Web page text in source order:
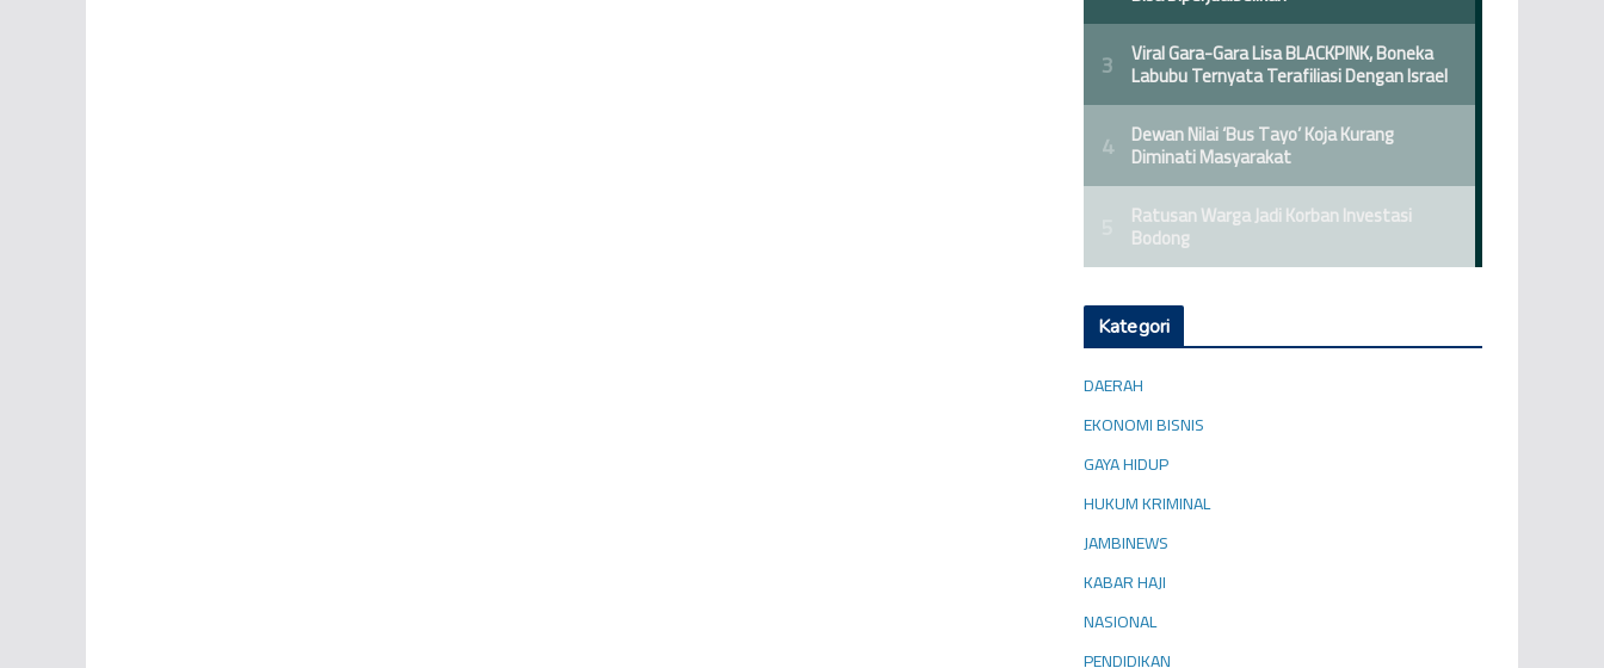
Kategori
DAERAH
EKONOMI BISNIS
GAYA HIDUP
HUKUM KRIMINAL
JAMBINEWS
KABAR HAJI
NASIONAL
PENDIDIKAN